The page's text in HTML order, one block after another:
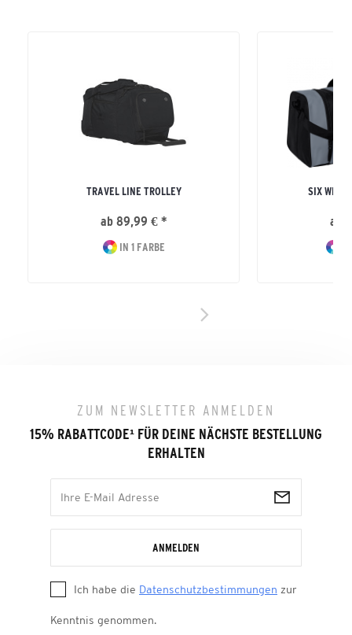
TRAVEL LINE TROLLEY
ab 89,99 € *
IN 1 FARBE
SIX
ab
ZUM NEWSLETTER ANMELDEN
15% RABATTCODE¹ FÜR DEINE NÄCHSTE BESTELLUNG
ERHALTEN
ANMELDEN
Ich habe die Datenschutzbestimmungen zur
Kenntnis genommen.